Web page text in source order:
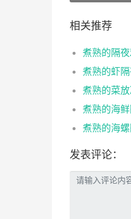
相关推荐
煮熟的隔
煮熟的虾
发表评论：